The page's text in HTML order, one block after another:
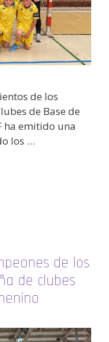
de los
de Base de
ha emitido una
los …
de los
de clubes